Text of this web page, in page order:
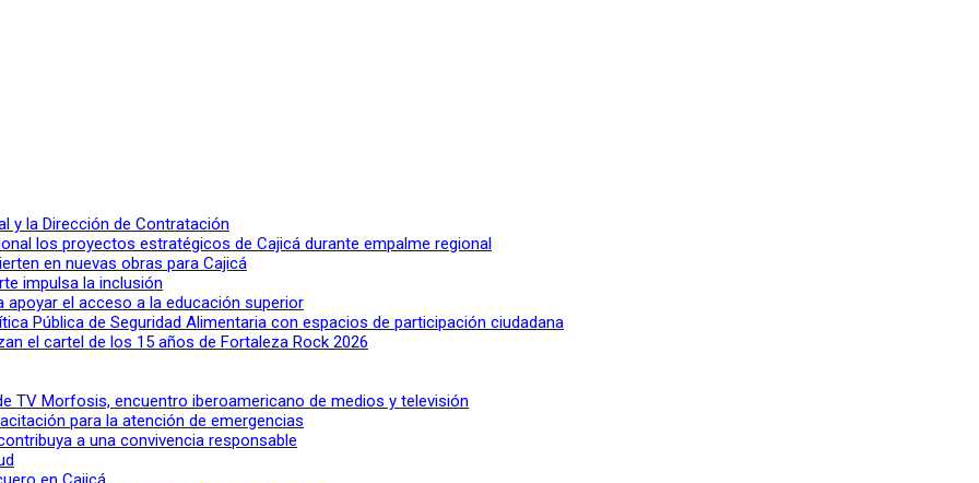
y la Dirección de Contratación
los proyectos estratégicos de Cajicá durante empalme regional
en nuevas obras para Cajicá
impulsa la inclusión
apoyar el acceso a la educación superior
Pública de Seguridad Alimentaria con espacios de participación ciudadana
el cartel de los 15 años de Fortaleza Rock 2026
TV Morfosis, encuentro iberoamericano de medios y televisión
para la atención de emergencias
a una convivencia responsable